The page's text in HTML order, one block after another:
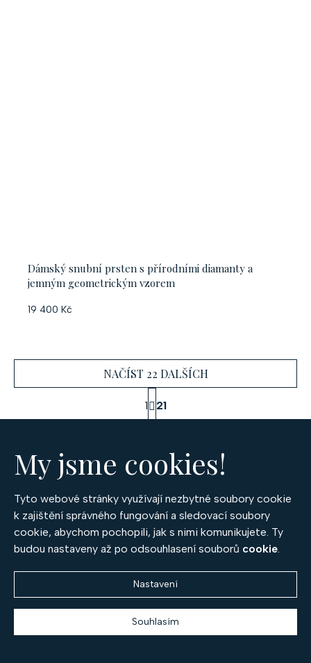
My jsme cookies!
Tyto webové stránky využívají nezbytné soubory cookie
k zajištění správného fungování a sledovací soubory
cookie, abychom pochopili, jak s nimi komunikujete. Ty
budou nastaveny až po odsouhlasení souborů cookie.
Nastavení
Souhlasím
Dámský snubní prsten s přírodními diamanty a
jemným geometrickým vzorem
19 400 Kč
O
l
á
d
a
c
í
p
r
v
k
y
v
NAČÍST 22 DALŠÍCH
S
t
r
k
v
á
n
í
1
21
NAHORU
OPTIMA DIAMANT, spol. s r.o.
český výrobce prémiových šperků